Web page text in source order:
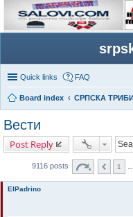
Quick links FAQ
Board index СРПСКА
Вести
Post Reply
9116 posts 1
ElPadrino